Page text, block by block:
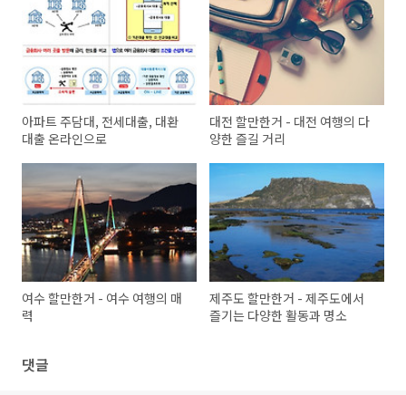
아파트 주담대, 전세대출, 대환
대출 온라인으로
대전 할만한거 - 대전 여행의 다
양한 즐길 거리
여수 할만한거 - 여수 여행의 매
력
제주도 할만한거 - 제주도에서
즐기는 다양한 활동과 명소
댓글